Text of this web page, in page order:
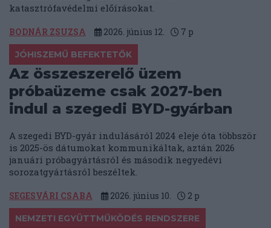
katasztrófavédelmi előírásokat.
BODNÁR ZSUZSA 2026. június 12. 7 p
JÓHISZEMŰ BEFEKTETŐK
Az összeszerelő üzem
próbaüzeme csak 2027-ben
indul a szegedi BYD-gyárban
A szegedi BYD-gyár indulásáról 2024 eleje óta többször
is 2025-ös dátumokat kommunikáltak, aztán 2026
januári próbagyártásról és második negyedévi
sorozatgyártásról beszéltek.
SEGESVÁRI CSABA 2026. június 10. 2 p
NEMZETI EGYÜTTMŰKÖDÉS RENDSZERE